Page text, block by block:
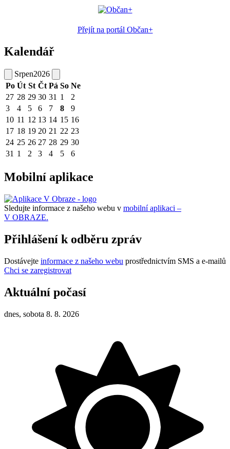
Přejít na portál Občan+
Kalendář
Srpen2026
Po Út St Čt Pá So Ne
27 28 29 30 31 1
2
3
4 5 6 7 8
9
10 11 12 13 14 15 16
17 18 19 20 21 22 23
24 25 26 27 28 29 30
31 1 2 3 4 5 6
Mobilní aplikace
Sledujte informace z našeho webu v mobilní aplikaci –
V OBRAZE.
Přihlášení k odběru zpráv
Dostávejte informace z našeho webu prostřednictvím SMS a e-mailů
Chci se zaregistrovat
Aktuální počasí
dnes, sobota 8. 8. 2026